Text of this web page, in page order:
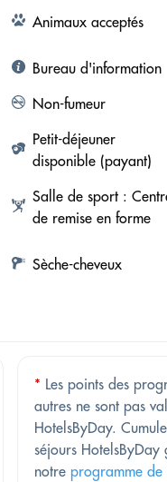
Animaux acceptés
Bureau d'information
Non-fumeur
Petit-déjeuner
disponible (payant)
Salle de sport :
de remise en forme
Sèche-cheveux
* Les points des
autres ne sont pas
HotelsByDay.
séjours HotelsByDay
notre programme